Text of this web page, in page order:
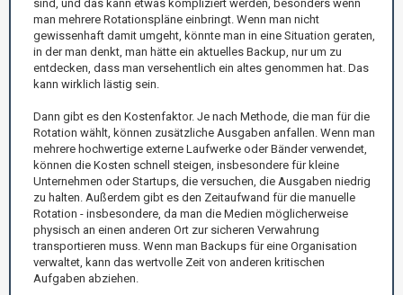
sind, und das kann etwas kompliziert werden, besonders wenn
man mehrere Rotationspläne einbringt. Wenn man nicht
gewissenhaft damit umgeht, könnte man in eine Situation geraten,
in der man denkt, man hätte ein aktuelles Backup, nur um zu
entdecken, dass man versehentlich ein altes genommen hat. Das
kann wirklich lästig sein.
Dann gibt es den Kostenfaktor. Je nach Methode, die man für die
Rotation wählt, können zusätzliche Ausgaben anfallen. Wenn man
mehrere hochwertige externe Laufwerke oder Bänder verwendet,
können die Kosten schnell steigen, insbesondere für kleine
Unternehmen oder Startups, die versuchen, die Ausgaben niedrig
zu halten. Außerdem gibt es den Zeitaufwand für die manuelle
Rotation - insbesondere, da man die Medien möglicherweise
physisch an einen anderen Ort zur sicheren Verwahrung
transportieren muss. Wenn man Backups für eine Organisation
verwaltet, kann das wertvolle Zeit von anderen kritischen
Aufgaben abziehen.